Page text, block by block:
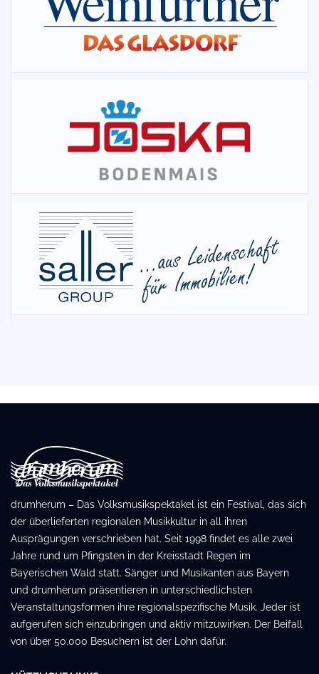
drumherum – Das Volksmusikspektakel ist ein Festival, das sich
der überlieferten regionalen Musikkultur in all ihren
Ausprägungen verschrieben hat. Seit 1998 findet es alle zwei
Jahre rund um Pfingsten in der Kreisstadt Regen im
Bayerischen Wald statt. Sänger und Musikanten aus Bayern
und drumherum präsentieren in unterschiedlichsten
Veranstaltungsformen ihre regionalspezifische Musik. Jeder ist
aufgerufen sich einzubringen und aktiv mitzuwirken. Der Beifall
von über 50.000 Besuchern ist der Lohn dafür.